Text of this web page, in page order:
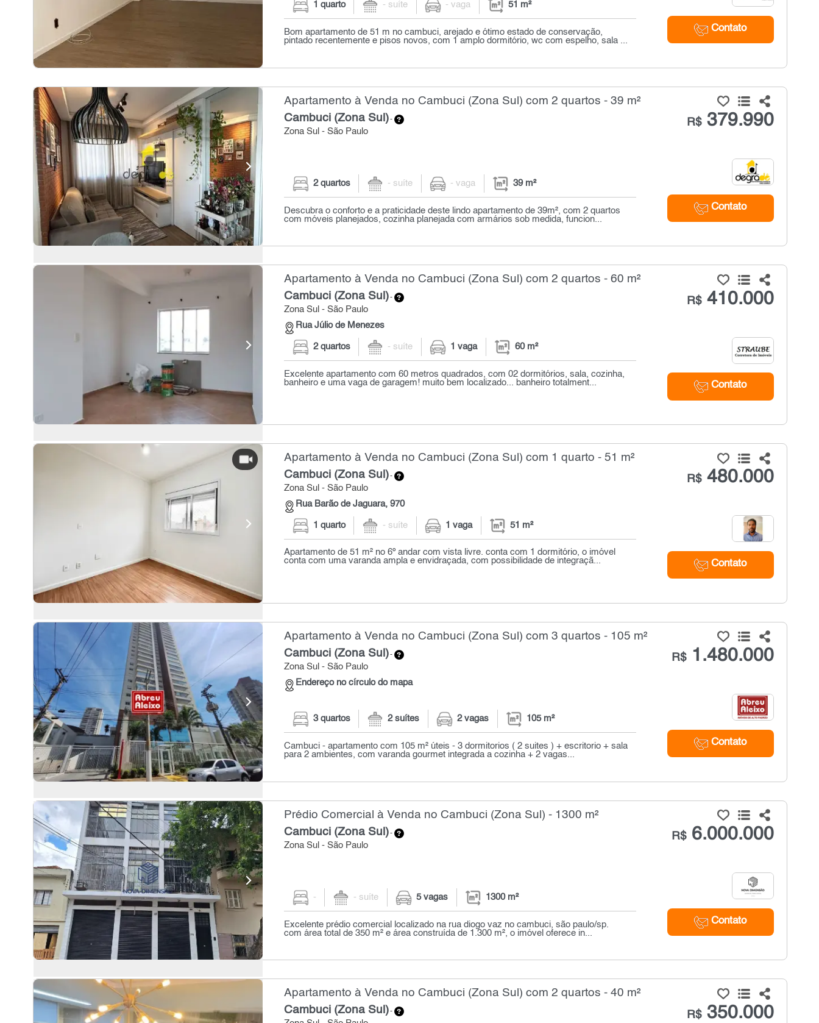
Contato
1 quarto - suíte - vaga 51 m²
Bom apartamento de 51 m no cambuci, arejado e ótimo estado de conservação,
pintado recentemente e pisos novos, com 1 amplo dormitório, wc com espelho, sala ...
Apartamento à Venda no Cambuci (Zona Sul) com 2 quartos - 39 m²
Cambuci (Zona Sul)-
Zona Sul - São Paulo
R$379.990
Contato
2 quartos - suíte - vaga 39 m²
Descubra o conforto e a praticidade deste lindo apartamento de 39m², com 2 quartos
com móveis planejados, cozinha planejada com armários sob medida, funcion...
Apartamento à Venda no Cambuci (Zona Sul) com 2 quartos - 60 m²
Cambuci (Zona Sul)-
Zona Sul - São Paulo
Rua Júlio de Menezes
R$410.000
Contato
2 quartos - suíte 1 vaga 60 m²
Excelente apartamento com 60 metros quadrados, com 02 dormitórios, sala, cozinha,
banheiro e uma vaga de garagem! muito bem localizado... banheiro totalment...
Apartamento à Venda no Cambuci (Zona Sul) com 1 quarto - 51 m²
Cambuci (Zona Sul)-
Zona Sul - São Paulo
Rua Barão de Jaguara, 970
R$480.000
Contato
1 quarto - suíte 1 vaga 51 m²
Apartamento de 51 m² no 6º andar com vista livre. conta com 1 dormitório, o imóvel
conta com uma varanda ampla e envidraçada, com possibilidade de integraçã...
Apartamento à Venda no Cambuci (Zona Sul) com 3 quartos - 105 m²
Cambuci (Zona Sul)-
Zona Sul - São Paulo
Endereço no círculo do mapa
R$1.480.000
Contato
3 quartos 2 suítes 2 vagas 105 m²
Cambuci - apartamento com 105 m² úteis - 3 dormitorios ( 2 suites ) + escritorio + sala
para 2 ambientes, com varanda gourmet integrada a cozinha + 2 vagas...
Prédio Comercial à Venda no Cambuci (Zona Sul) - 1300 m²
Cambuci (Zona Sul)-
Zona Sul - São Paulo
R$6.000.000
Contato
- - suíte 5 vagas 1300 m²
Excelente prédio comercial localizado na rua diogo vaz no cambuci, são paulo/sp.
com área total de 350 m² e área construída de 1.300 m², o imóvel oferece in...
Apartamento à Venda no Cambuci (Zona Sul) com 2 quartos - 40 m²
Cambuci (Zona Sul)- R$350.000